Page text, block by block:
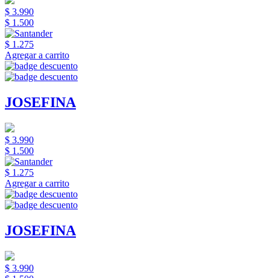
$ 3.990
$ 1.500
$ 1.275
Agregar a carrito
JOSEFINA
$ 3.990
$ 1.500
$ 1.275
Agregar a carrito
JOSEFINA
$ 3.990